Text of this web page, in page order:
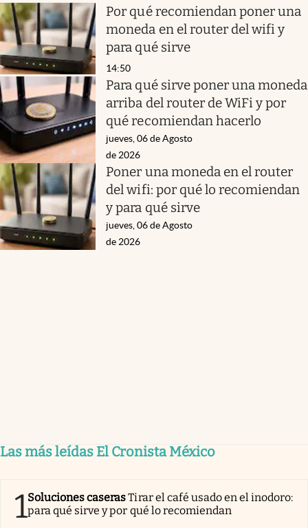
Por qué recomiendan poner una
moneda en el router del wifi y
para qué sirve
14:50
Para qué sirve poner una moneda
arriba del router de WiFi y por
qué recomiendan hacerlo
jueves, 06 de Agosto
de 2026
Poner una moneda en el router
del wifi: por qué lo recomiendan
y para qué sirve
jueves, 06 de Agosto
de 2026
Las más leídas El Cronista México
1Soluciones caserasTirar el café usado en el inodoro:
para qué sirve y por qué lo recomiendan